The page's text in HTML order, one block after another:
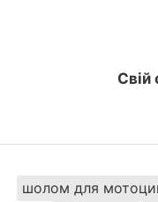
замовити з
Київ, Дніпро,
Вінниця, Кривий
Кропивницький,
Луцьк, Чернівці,
Свій
шолом для